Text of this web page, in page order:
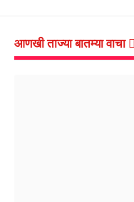
आणखी ताज्या बातम्या वाचा